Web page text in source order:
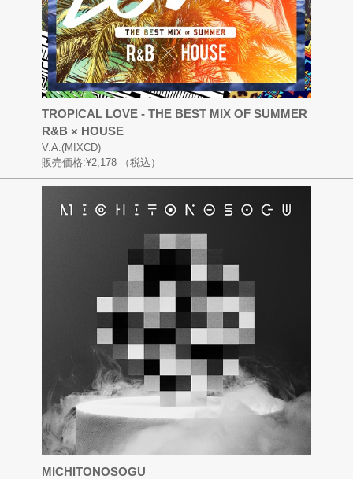
TROPICAL LOVE - THE BEST MIX OF SUMMER
R&B × HOUSE
V.A.(MIXCD)
販売価格:¥2,178 （税込）
MICHITONOSOGU